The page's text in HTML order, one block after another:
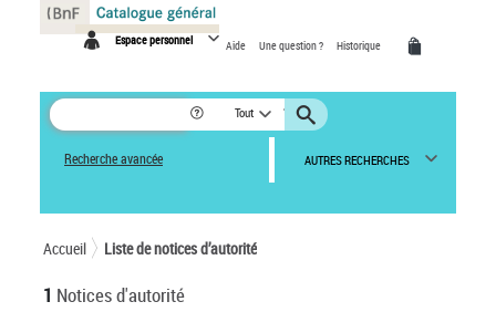
Espace personnel Aide Une question ? Historique
Tout
Recherche avancée AUTRES RECHERCHES
Accueil Liste de notices d’autorité
1 Notices d'autorité
Panneau de gestion des cookies